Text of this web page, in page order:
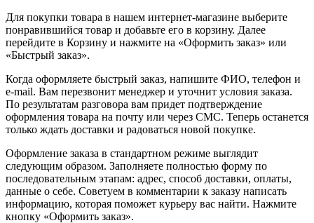
Для покупки товара в нашем интернет-магазине выберите
понравившийся товар и добавьте его в корзину. Далее
перейдите в Корзину и нажмите на «Оформить заказ» или
«Быстрый заказ».
Когда оформляете быстрый заказ, напишите ФИО, телефон и
e-mail. Вам перезвонит менеджер и уточнит условия заказа.
По результатам разговора вам придет подтверждение
оформления товара на почту или через СМС. Теперь останется
только ждать доставки и радоваться новой покупке.
Оформление заказа в стандартном режиме выглядит
следующим образом. Заполняете полностью форму по
последовательным этапам: адрес, способ доставки, оплаты,
данные о себе. Советуем в комментарии к заказу написать
информацию, которая поможет курьеру вас найти. Нажмите
кнопку «Оформить заказ».